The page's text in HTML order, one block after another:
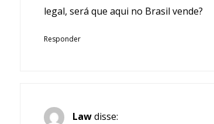
legal, será que aqui no Brasil vende?
Responder
Law disse: